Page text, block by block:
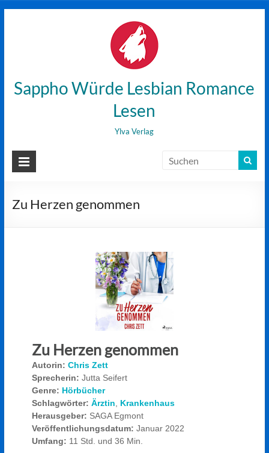
Sappho Würde Lesbian Romance
Lesen
Ylva Verlag
Zu Herzen genommen
Zu Herzen genommen
Autorin: Chris Zett
Sprecherin: Jutta Seifert
Genre: Hörbücher
Schlagwörter: Ärztin
Krankenhaus
Herausgeber: SAGA Egmont
Veröffentlichungsdatum: Januar 2022
Umfang: 11 Std. und 36 Min.